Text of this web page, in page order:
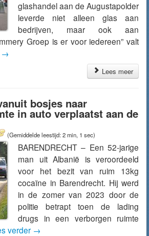
glashandel aan de Augustapolder
leverde niet alleen glas aan
bedrijven, maar ook aan
Groep is er voor iedereen” valt
→
Lees meer
bosjes naar
in auto verplaatst aan de
(Gemiddelde leestijd: 2 min, 1 sec)
BARENDRECHT – Een 52-jarige
man uit Albanië is veroordeeld
voor het bezit van ruim 13kg
cocaïne in Barendrecht. Hij werd
in de zomer van 2023 door de
politie betrapt toen de lading
drugs in een verborgen ruimte
verder →